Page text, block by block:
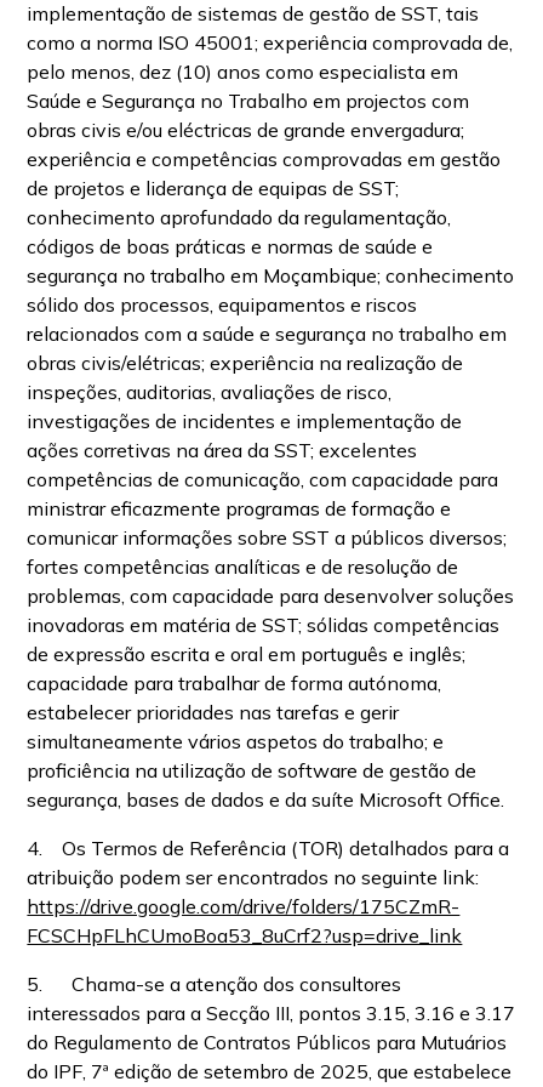
implementação de sistemas de gestão de SST, tais
como a norma ISO 45001; experiência comprovada de,
pelo menos, dez (10) anos como especialista em
Saúde e Segurança no Trabalho em projectos com
obras civis e/ou eléctricas de grande envergadura;
experiência e competências comprovadas em gestão
de projetos e liderança de equipas de SST;
conhecimento aprofundado da regulamentação,
códigos de boas práticas e normas de saúde e
segurança no trabalho em Moçambique; conhecimento
sólido dos processos, equipamentos e riscos
relacionados com a saúde e segurança no trabalho em
obras civis/elétricas; experiência na realização de
inspeções, auditorias, avaliações de risco,
investigações de incidentes e implementação de
ações corretivas na área da SST; excelentes
competências de comunicação, com capacidade para
ministrar eficazmente programas de formação e
comunicar informações sobre SST a públicos diversos;
fortes competências analíticas e de resolução de
problemas, com capacidade para desenvolver soluções
inovadoras em matéria de SST; sólidas competências
de expressão escrita e oral em português e inglês;
capacidade para trabalhar de forma autónoma,
estabelecer prioridades nas tarefas e gerir
simultaneamente vários aspetos do trabalho; e
proficiência na utilização de software de gestão de
segurança, bases de dados e da suíte Microsoft Office.
4. Os Termos de Referência (TOR) detalhados para a
atribuição podem ser encontrados no seguinte link:
https://drive.google.com/drive/folders/175CZmR-
FCSCHpFLhCUmoBoa53_8uCrf2?usp=drive_link
5. Chama-se a atenção dos consultores
interessados para a Secção III, pontos 3.15, 3.16 e 3.17
do Regulamento de Contratos Públicos para Mutuários
do IPF, 7ª edição de setembro de 2025, que estabelece